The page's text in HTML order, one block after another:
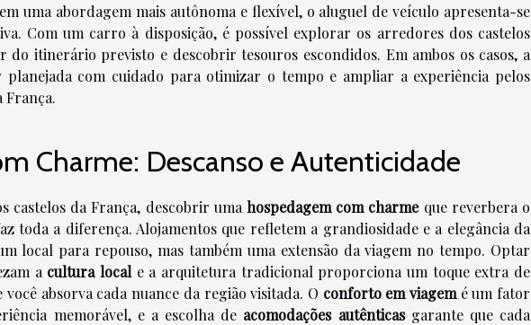
uma abordagem mais autônoma e flexível, o aluguel de veículo apresenta-se
Com um carro à disposição, é possível explorar os arredores dos castelos
do itinerário previsto e descobrir tesouros escondidos. Em ambos os casos, a
com cuidado para otimizar o tempo e ampliar a experiência pelos
França.
Charme: Descanso e Autenticidade
castelos da França, descobrir uma hospedagem com charmeque reverbera o
toda a diferença. Alojamentos que refletem a grandiosidade e a elegância da
local para repouso, mas também uma extensão da viagem no tempo. Optar
a cultura local e a arquitetura tradicional proporciona um toque extra de
absorva cada nuance da região visitada. O conforto em viagemé um fator
memorável, e a escolha de acomodações autênticasgarante que cada